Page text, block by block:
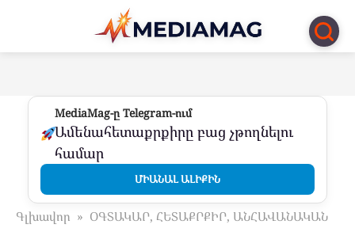
Перейти
контенту
MediaMag-ը Telegram-ում
Ամենահետաքրքիրը բաց չթողնելու
համար
ՄԻԱՆԱԼ ԱԼԻՔԻՆ
Գլխավոր » ՕԳՏԱԿԱՐ, ՀԵՏԱՔՐՔԻՐ, ԱՆՀԱՎԱՆԱԿԱՆ